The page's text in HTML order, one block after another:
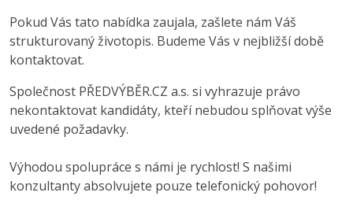
Pokud Vás tato nabídka zaujala, zašlete nám Váš
strukturovaný životopis. Budeme Vás v nejbližší době
kontaktovat.
Společnost PŘEDVÝBĚR.CZ a.s. si vyhrazuje právo
nekontaktovat kandidáty, kteří nebudou splňovat výše
uvedené požadavky.
Výhodou spolupráce s námi je rychlost! S našimi
konzultanty absolvujete pouze telefonický pohovor!